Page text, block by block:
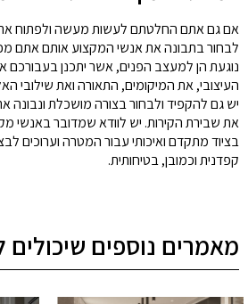
אם גם אתם החלטתם לעשות מעשה ולפתוח
לבחור בתבונה את אנשי המקצוע אותם אתם
נוגעת הן למעצב הפנים, אשר יתכנן בעבורכם
העיצובי, את המיקומים, התאורה ואת שילובי
יש גם להקפיד ולבחור בצורה מושכלת
את שבירת הקירות. יש לוודא שמדובר באנשי
בציוד מתקדם ואיכותי עבור המטרה וערוכים
קפדנית וכמובן, בטיחותית.
מאמרים נוספים שיכולים